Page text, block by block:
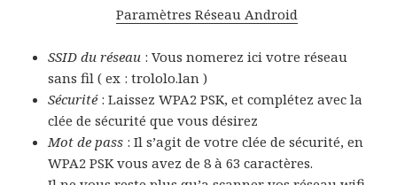
Paramètres Réseau Android
SSID du réseau : Vous nomerez ici votre réseau
sans fil ( ex : trololo.lan )
Sécurité: Laissez WPA2 PSK, et complétez avec la
clée de sécurité que vous désirez
Mot de pass : Il s’agit de votre clée de sécurité, en
WPA2 PSK vous avez de 8 à 63 caractères.